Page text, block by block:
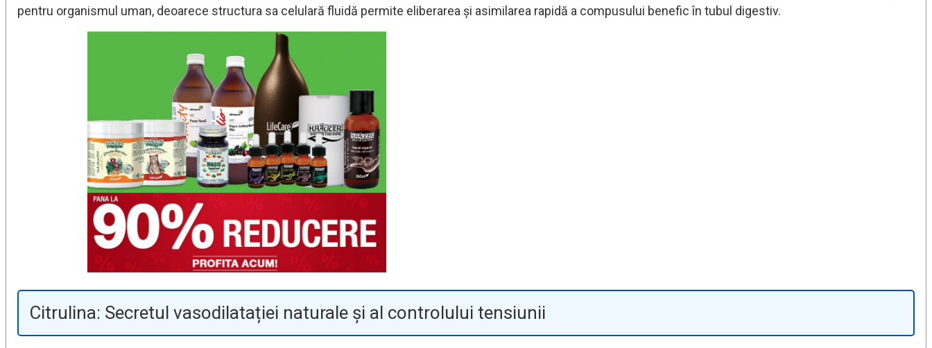
pentru organismul uman, deoarece structura sa celulară fluidă permite eliberarea și asimilarea rapidă a compusului benefic în tubul digestiv.
Citrulina: Secretul vasodilatației naturale și al controlului tensiunii